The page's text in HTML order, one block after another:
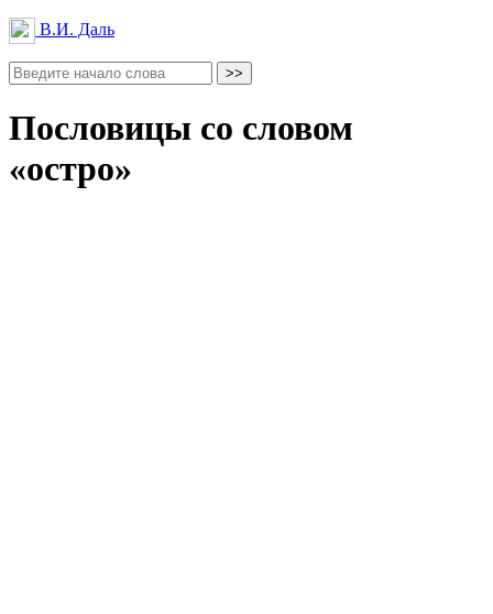
В.И. Даль
Пословицы со словом
«остро»